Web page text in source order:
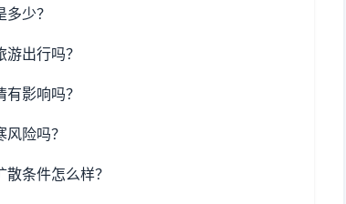
少？
出行吗？
影响吗？
险吗？
条件怎么样？